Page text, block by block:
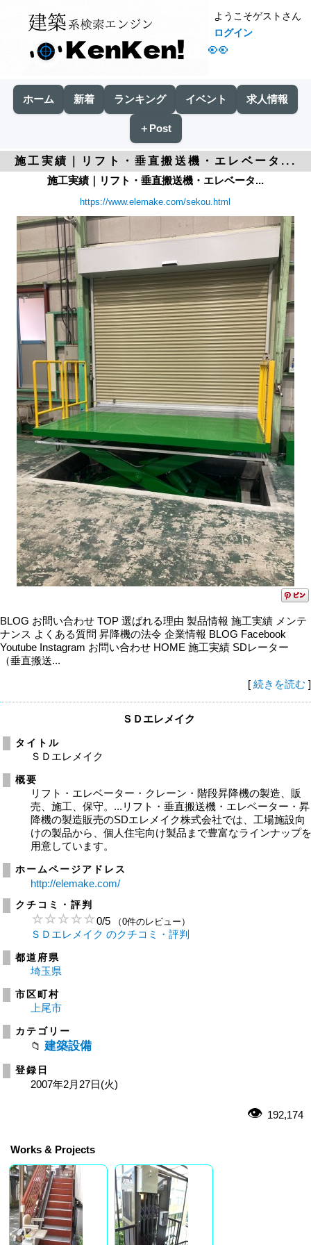
👀
ようこそゲストさん
ログイン
ホーム 新着 ランキング イベント 求人情報
＋Post
施工実績｜リフト・垂直搬送機・エレベータ...
施工実績｜リフト・垂直搬送機・エレベータ...
https://www.elemake.com/sekou.html
BLOG お問い合わせ TOP 選ばれる理由 製品情報 施工実績 メンテ
ナンス よくある質問 昇降機の法令 企業情報 BLOG Facebook
Youtube Instagram お問い合わせ HOME 施工実績 SDレーター
（垂直搬送...
[ 続きを読む ]
ＳＤエレメイク
タイトル
ＳＤエレメイク
概要
リフト・エレベーター・クレーン・階段昇降機の製造、販
売、施工、保守。...リフト・垂直搬送機・エレベーター・昇
降機の製造販売のSDエレメイク株式会社では、工場施設向
けの製品から、個人住宅向け製品まで豊富なラインナップ
用意しています。
ホームページアドレス
http://elemake.com/
クチコミ・評判
0/5 （0件のレビュー）
ＳＤエレメイク のクチコミ・評判
都道府県
埼玉県
市区町村
上尾市
カテゴリー
建築設備
登録日
2007年2月27日(火)
192,174
Works & Projects